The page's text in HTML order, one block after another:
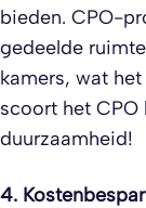
bieden. CPO-
gedeelde
kamers, wat
scoort het
duurzaamheid!
4.